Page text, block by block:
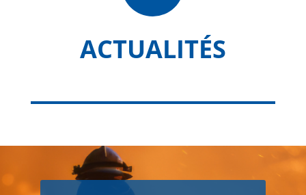
ACTUALITÉS